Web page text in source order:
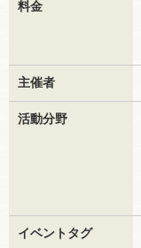
料金
主催者
活動分野
イベントタグ